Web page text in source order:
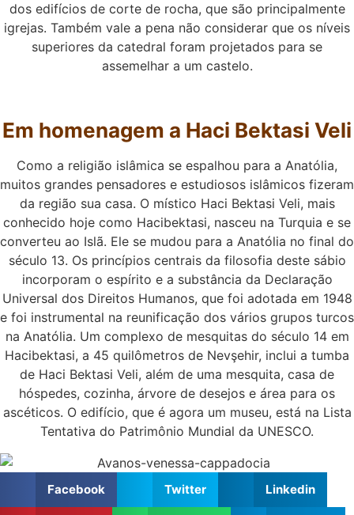
dos edifícios de corte de rocha, que são principalmente
igrejas. Também vale a pena não considerar que os níveis
superiores da catedral foram projetados para se
assemelhar a um castelo.
Em homenagem a Haci Bektasi Veli
Como a religião islâmica se espalhou para a Anatólia,
muitos grandes pensadores e estudiosos islâmicos fizeram
da região sua casa. O místico Haci Bektasi Veli, mais
conhecido hoje como Hacibektasi, nasceu na Turquia e se
converteu ao Islã. Ele se mudou para a Anatólia no final do
século 13. Os princípios centrais da filosofia deste sábio
incorporam o espírito e a substância da Declaração
Universal dos Direitos Humanos, que foi adotada em 1948
e foi instrumental na reunificação dos vários grupos turcos
na Anatólia. Um complexo de mesquitas do século 14 em
Hacibektasi, a 45 quilômetros de Nevşehir, inclui a tumba
de Haci Bektasi Veli, além de uma mesquita, casa de
hóspedes, cozinha, árvore de desejos e área para os
ascéticos. O edifício, que é agora um museu, está na Lista
Tentativa do Patrimônio Mundial da UNESCO.
Facebook Twitter Linkedin